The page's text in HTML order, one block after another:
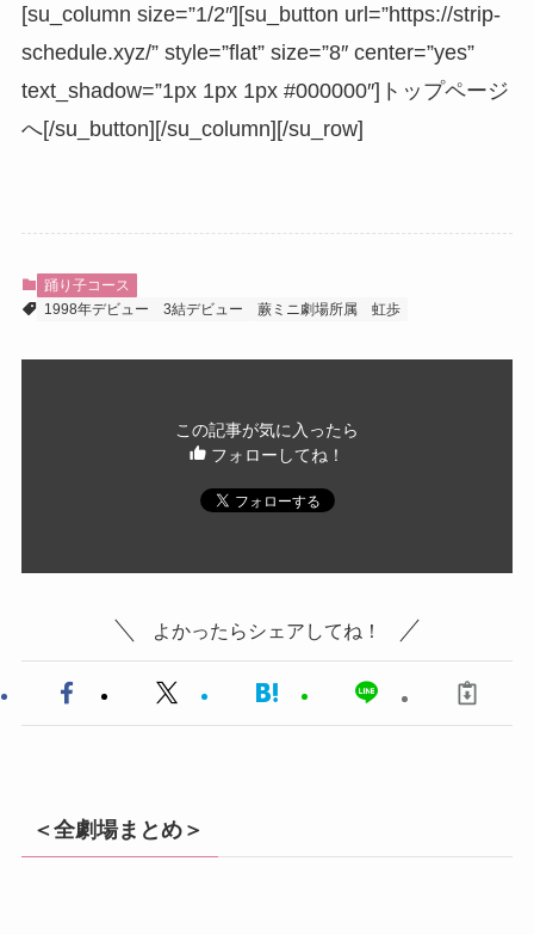
[su_column size=”1/2″][su_button url=”https://strip-
schedule.xyz/” style=”flat” size=”8″ center=”yes”
text_shadow=”1px 1px 1px #000000″]トップページ
へ[/su_button][/su_column][/su_row]
踊り子コース
1998年デビュー
3結デビュー 蕨ミニ劇場所属 虹歩
この記事が気に入ったら
フォローしてね！
よかったらシェアしてね！
＜全劇場まとめ＞